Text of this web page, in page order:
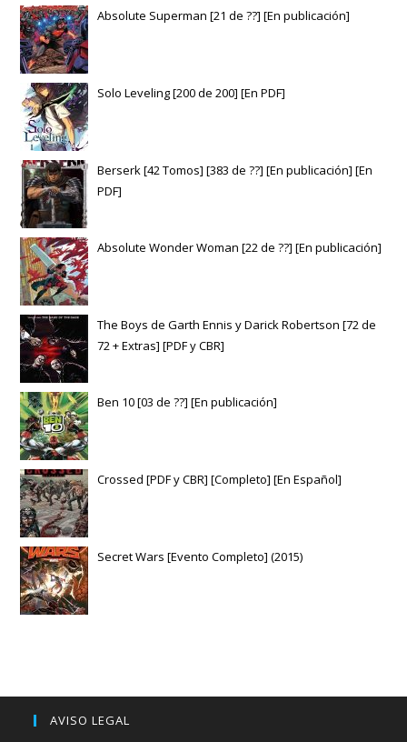
Absolute Superman [21 de ??] [En publicación]
Solo Leveling [200 de 200] [En PDF]
Berserk [42 Tomos] [383 de ??] [En publicación] [En
PDF]
Absolute Wonder Woman [22 de ??] [En publicación]
The Boys de Garth Ennis y Darick Robertson [72 de
72 + Extras] [PDF y CBR]
Ben 10 [03 de ??] [En publicación]
Crossed [PDF y CBR] [Completo] [En Español]
Secret Wars [Evento Completo] (2015)
AVISO LEGAL